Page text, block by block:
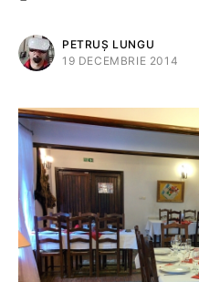
PETRUȘ LUNGU
19 DECEMBRIE 2014